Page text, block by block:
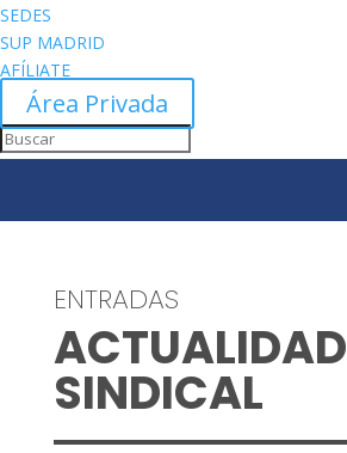
SEDES
SUP MADRID
AFÍLIATE
Área Privada
ENTRADAS
ACTUALIDAD
SINDICAL